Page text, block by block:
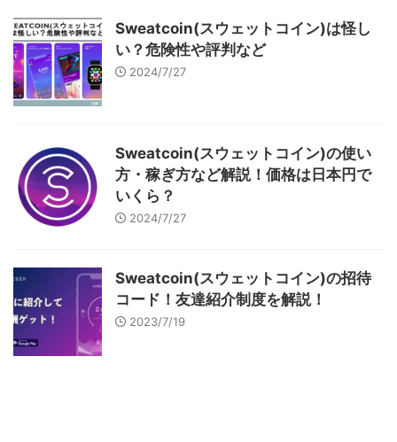
Sweatcoin(スウェットコイン)は怪し
い？危険性や評判など
2024/7/27
Sweatcoin(スウェットコイン)の使い
方・稼ぎ方など解説！価格は日本円で
いくら？
2024/7/27
Sweatcoin(スウェットコイン)の招待
コード！友達紹介制度を解説！
2023/7/19